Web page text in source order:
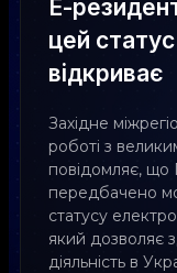
Е-
цей
відкриває
Західне
роботі з
повідомляє,
передбачено
статусу
який дозволяє
діяльність в